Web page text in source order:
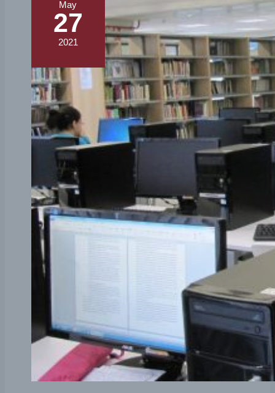
May
27
2021